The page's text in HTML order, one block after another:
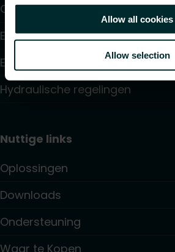
Allow all cookies
Allow selection
Convectoren
Elektrische verwarming
Elektronische regelingen
Hydraulische regelingen
Nuttige links
Oplossingen
Downloads
Ondersteuning
Waar te Kopen